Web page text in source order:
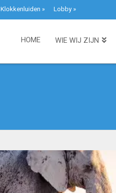
Klokkenluiden » Lobby»
HOME WIE WIJ ZIJN